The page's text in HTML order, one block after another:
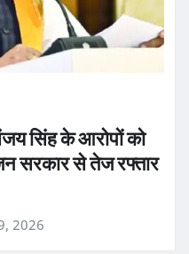
सिंह के आरोपों को
सरकार से तेज रफ्तार
2026